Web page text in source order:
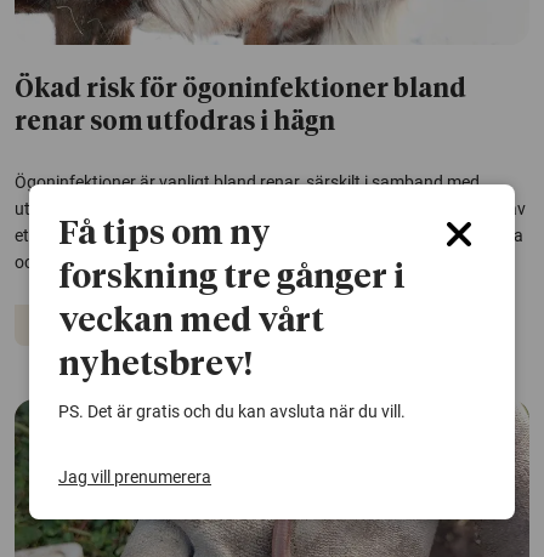
Ökad risk för ögoninfektioner bland
renar som utfodras i hägn
Ögoninfektioner är vanligt bland renar, särskilt i samband med
utfodring i hägn. En avhandling från SLU visar att det finns behov av
ett mer strukturerat renhälsoarbete i Sverige, både för djurens bästa
och för en hållbar renskötsel i en föränderlig omvärld.
Få tips om ny
forskning tre gånger i
veckan med vårt
nyhetsbrev!
PS. Det är gratis och du kan avsluta när du vill.
Jag vill prenumerera